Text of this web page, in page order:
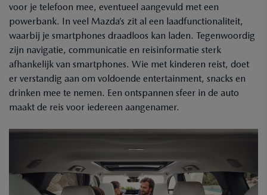
voor je telefoon mee, eventueel aangevuld met een
powerbank. In veel Mazda’s zit al een laadfunctionaliteit,
waarbij je smartphones draadloos kan laden. Tegenwoordig
zijn navigatie, communicatie en reisinformatie sterk
afhankelijk van smartphones. Wie met kinderen reist, doet
er verstandig aan om voldoende entertainment, snacks en
drinken mee te nemen. Een ontspannen sfeer in de auto
maakt de reis voor iedereen aangenamer.